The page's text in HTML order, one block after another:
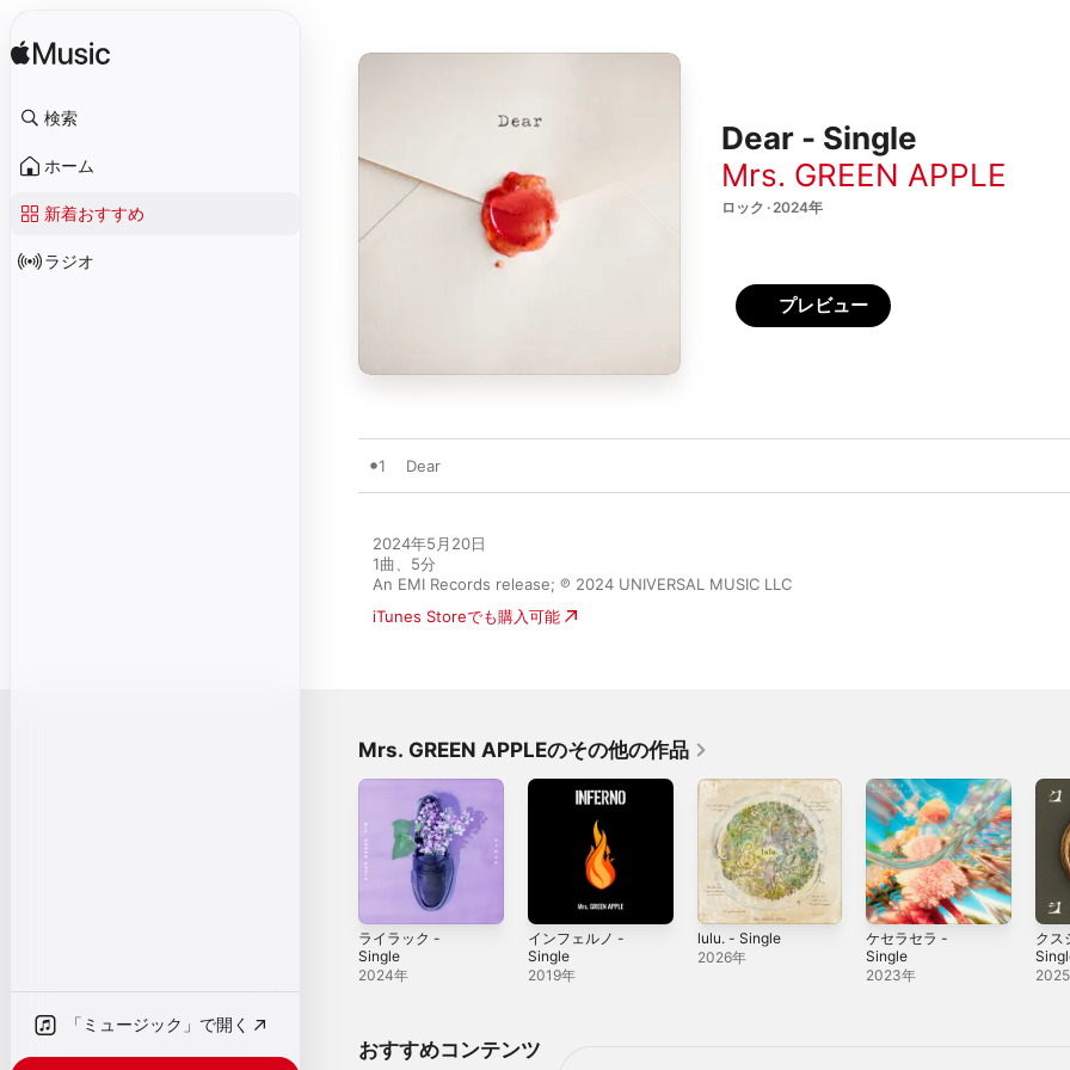
検索
ホーム
新着おすすめ
ラジオ
「ミュージック」で開く
Dear - Single
Mrs. GREEN APPLE
ロック · 2024年
プレビュー
1 Dear
2024年5月20日
1曲、5分
An EMI Records release; ℗ 2024 UNIVERSAL MUSIC LLC
iTunes Storeでも購入可能
Mrs. GREEN APPLEのその他の作品
ライラック -
Single
2024年
インフェルノ -
Single
2019年
lulu. - Single
2026年
ケセラセラ -
Single
2023年
クス
おすすめコンテンツ